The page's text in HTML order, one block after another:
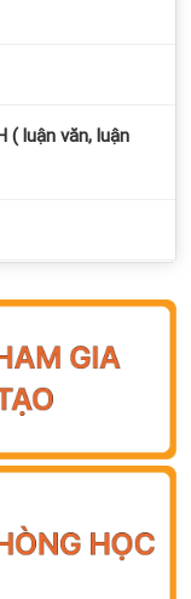
( luận văn, luận